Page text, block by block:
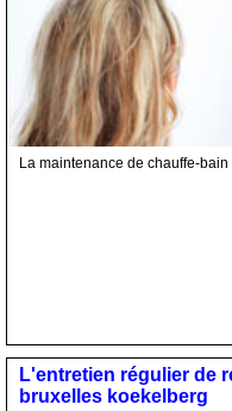
La maintenance de chauffe-
L'entretien régulier de
bruxelles koekelberg